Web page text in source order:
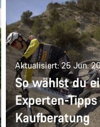
Aktualisiert: 25 Jun.
So wählst du
Experten-
Kaufberatung